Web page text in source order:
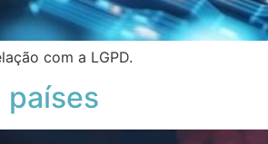
com a LGPD.
países